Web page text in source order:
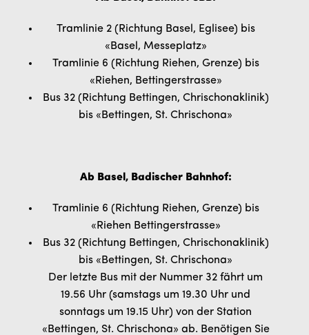
Tramlinie 2 (Richtung Basel, Eglisee) bis
«Basel, Messeplatz»
Tramlinie 6 (Richtung Riehen, Grenze) bis
«Riehen, Bettingerstrasse»
Bus 32 (Richtung Bettingen, Chrischonaklinik)
bis «Bettingen, St. Chrischona»
Ab Basel, Badischer Bahnhof:
Tramlinie 6 (Richtung Riehen, Grenze) bis
«Riehen Bettingerstrasse»
Bus 32 (Richtung Bettingen, Chrischonaklinik)
bis «Bettingen, St. Chrischona»
Der letzte Bus mit der Nummer 32 fährt um
19.56 Uhr (samstags um 19.30 Uhr und
sonntags um 19.15 Uhr) von der Station
«Bettingen, St. Chrischona» ab. Benötigen Sie